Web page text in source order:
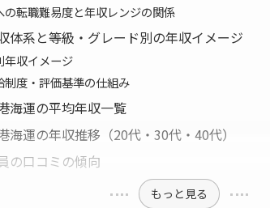
の転職難易度と年収レンジの関係
体系と等級・グレード別の年収イメージ
年収イメージ
制度・評価基準の仕組み
海運の平均年収一覧
海運の年収推移（20代・30代・40代）
の口コミの傾向
もっと見る